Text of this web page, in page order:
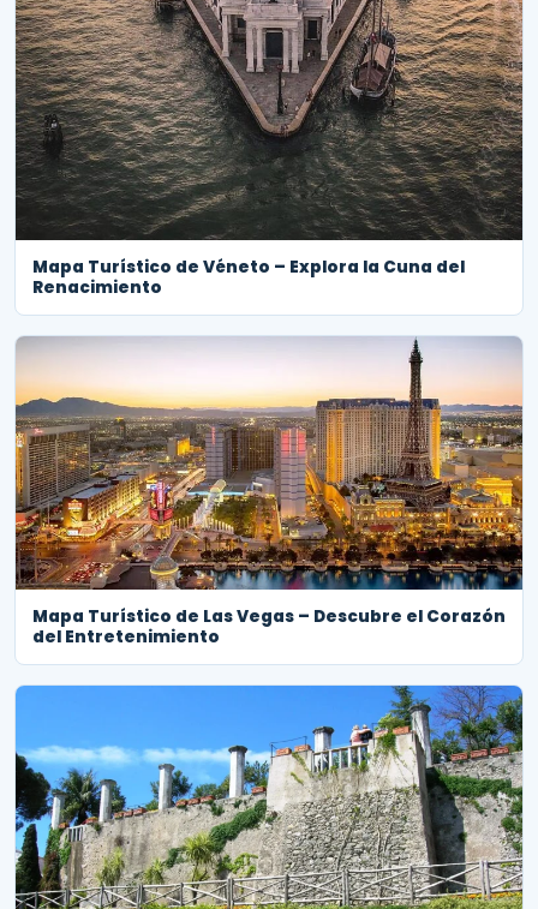
Mapa Turístico de Véneto – Explora la Cuna del
Renacimiento
Mapa Turístico de Las Vegas – Descubre el Corazón
del Entretenimiento